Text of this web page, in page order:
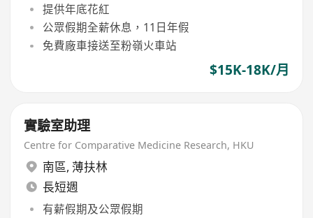
提供年底花紅
公眾假期全薪休息，11日年假
免費廠車接送至粉嶺火車站
$15K-18K/月
實驗室助理
Centre for Comparative Medicine Research, HKU
南區, 薄扶林
長短週
有薪假期及公眾假期